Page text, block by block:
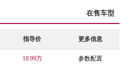
在售车型
指导价 更多信息
18.99万 参数配置